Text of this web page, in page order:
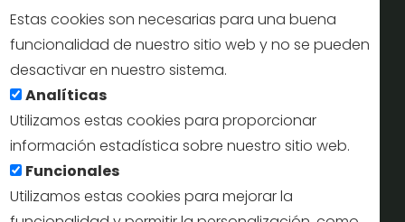
Estas cookies son necesarias para una buena
funcionalidad de nuestro sitio web y no se pueden
desactivar en nuestro sistema.
Analíticas
Utilizamos estas cookies para proporcionar
información estadística sobre nuestro sitio web.
Funcionales
Utilizamos estas cookies para mejorar la
reservas@turismodesegovia.com
info@turismodesegovia.com
Aviso legal |